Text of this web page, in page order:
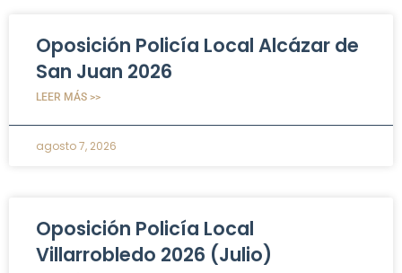
Oposición Policía Local Alcázar de
San Juan 2026
LEER MÁS >>
agosto 7, 2026
Oposición Policía Local
Villarrobledo 2026 (Julio)